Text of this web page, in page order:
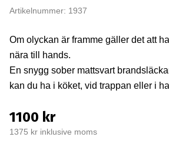
Artikelnummer: 1937
Om olyckan är framme gäller det att
nära till hands.
En snygg sober mattsvart
kan du ha i köket, vid trappan eller i
1100 kr
1375 kr inklusive moms